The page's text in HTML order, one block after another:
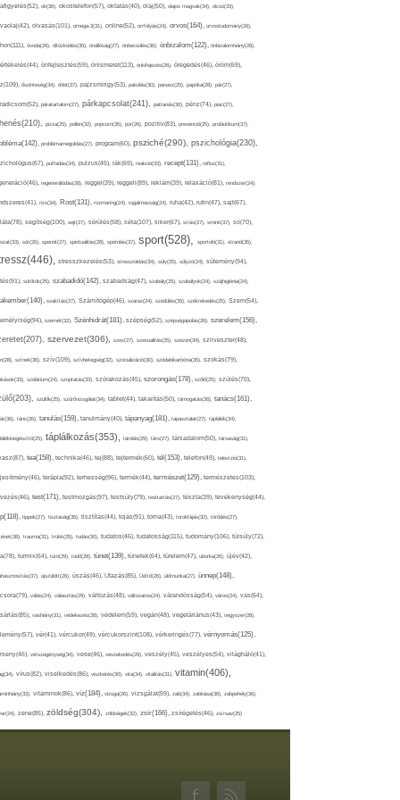
ok(36), okostelefon(57), oktatás(40), olaj(50), olajos magvak(34), olcsó(33),
olvasás(101), omega-3(31), online(52), orrfolyás(24), orvos(164), orvostudomány(26),
óvoda(26), öltözködés(35), önállóság(27), önbecsülés(36), önbizalom(122), önbizalomhiány(28),
önfejlesztés(59), önismeret(113), önkifejezés(26), öregedés(46), öröm(69),
őszinteség(34), ötlet(37), pajzsmirigy(53), pakolás(30), panasz(25), paprika(28), pár(27),
páratartalom(27), párkapcsolat(241), pattanás(30), pénz(74), piac(27),
pizza(25), pollen(32), popcorn(35), por(26), pozitív(83), prevenció(25), probiotikum(37),
problémamegoldás(27), program(60), psziché(290), pszichológia(230),
puffadás(34), pulzus(45), rák(69), reakció(33), recept(131), reflux(31),
regenerálódás(28), reggel(39), reggeli(89), reklám(39), relaxáció(81), rendszer(24),
rizs(34), Rost(131), rozmaring(24), rugalmasság(24), ruha(42), rutin(47), sajt(67),
segítség(100), sejt(27), sérülés(58), séta(107), siker(67), sírás(27), smink(37), só(70),
sör(26), spenót(27), spiritualitás(28), spórolás(37), sport(528), sportoló(31), strand(35),
stresszkezelés(53), stresszoldás(34), súly(25), súlyzó(24), sütemény(94),
sütőtök(25), szabadidő(142), szabadság(47), szabály(25), szabályok(24), szájhigiénia(24),
szakítás(27), Számítógép(46), száraz(24), szédülés(35), székrekedés(25), Szem(54),
szemét(32), Szénhidrát(181), szépség(52), szépségápolás(26), szerelem(156),
szervezet(306), szex(27), szexualitás(25), szezon(34), szilveszter(48),
színek(36), szív(109), szívbetegség(32), szocializáció(30), szódabikarbóna(35), szokás(79),
szolárium(24), szoptatás(33), szórakozás(45), szorongás(178), szőlő(25), szülés(70),
szülők(25), szűrővizsgálat(34), tablet(44), takarítás(50), támogatás(36), tanács(161),
tánc(26), tanulás(159), tanulmány(40), tápanyag(181), tapasztalat(27), táplálék(34),
táplálkozás(353), tárolás(29), társ(27), társadalom(50), társaság(31),
tea(158), technika(46), tej(88), tejtermék(60), tél(153), telefon(49), televízió(31),
terápia(92), terhesség(96), termék(44), természet(129), természetes(103),
test(171), testmozgás(97), testsúly(79), testtartás(27), tészta(39), tevékenység(44),
tippek(27), tisztaság(35), tisztítás(44), tojás(91), torna(43), torokfájás(32), törődés(27),
trauma(31), trükk(25), tudás(30), tudatos(46), tudatosság(115), tudomány(106), túlsúly(72),
turmix(64), túró(29), tüdő(28), tünet(139), tünetek(64), türelem(47), uborka(26), újév(42),
újszülött(26), úszás(46), Utazás(85), Üdítő(26), ülőmunka(27), ünnep(148),
válás(24), választás(29), változás(48), változatos(24), várandósság(54), város(24), vas(64),
vashiány(31), védekezés(28), védelem(59), vegán(48), vegetáriánus(43), vegyszer(28),
vér(41), vércukor(49), vércukorszint(108), vérkeringés(77), vérnyomás(125),
vérszegénység(34), vese(46), veszekedés(29), veszély(45), veszélyes(54), világháló(41),
vírus(82), viselkedés(86), viszketés(30), vita(34), vitalitás(31), vitamin(406),
vitaminok(86), víz(184), vizsga(26), vizsgálat(59), zab(34), zabkása(36), zabpehely(36),
zene(85), zöldség(304), zöldségek(32), zsír(166), zsírégetés(46), zsírsav(25)